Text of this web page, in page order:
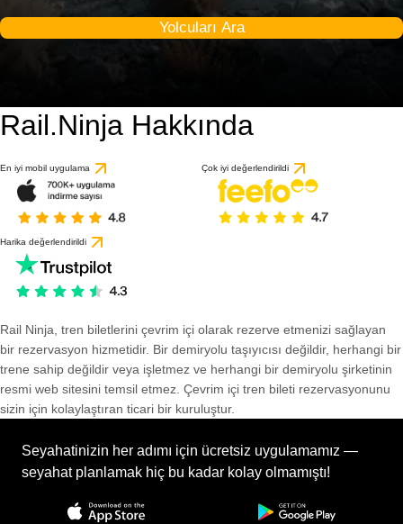
Yolcuları Ara
Rail.Ninja Hakkında
En iyi mobil uygulama Çok iyi değerlendirildi
Harika değerlendirildi
Rail Ninja, tren biletlerini çevrim içi olarak rezerve etmenizi sağlayan
bir rezervasyon hizmetidir. Bir demiryolu taşıyıcısı değildir, herhangi bir
trene sahip değildir veya işletmez ve herhangi bir demiryolu şirketinin
resmi web sitesini temsil etmez. Çevrim içi tren bileti rezervasyonunu
sizin için kolaylaştıran ticari bir kuruluştur.
Seyahatinizin her adımı için ücretsiz uygulamamız —
seyahat planlamak hiç bu kadar kolay olmamıştı!